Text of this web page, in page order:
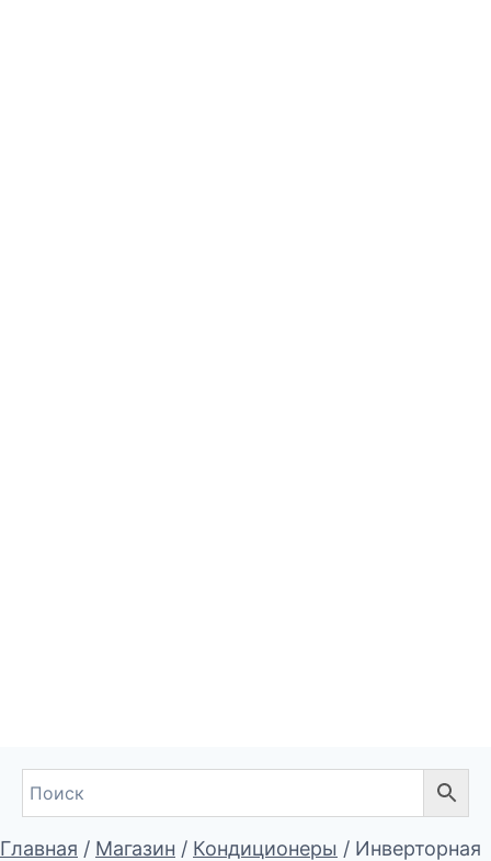
Главная / Магазин / Кондиционеры / Инверторная